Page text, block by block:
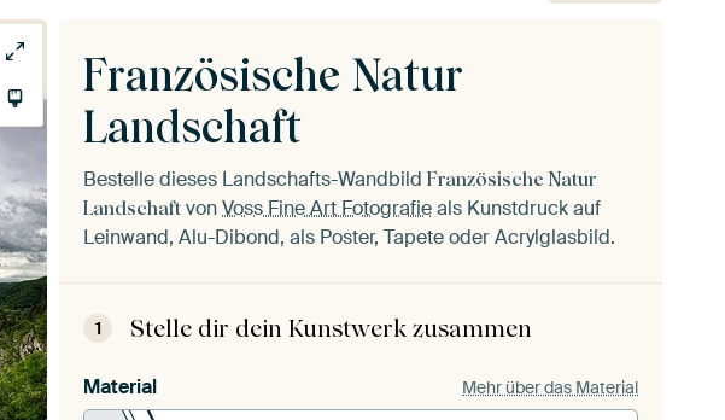
Französische Natur
Landschaft
Bestelle dieses Landschafts-Wandbild Französische Natur
Landschaft vonVoss Fine Art Fotografieals Kunstdruck auf
Leinwand, Alu-Dibond, als Poster, Tapete oder Acrylglasbild.
1 Stelle dir dein Kunstwerk zusammen
Material Mehr über das Material